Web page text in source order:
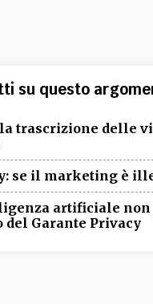
su questo
trascrizione delle
se il marketing è
artificiale
del Garante Privacy